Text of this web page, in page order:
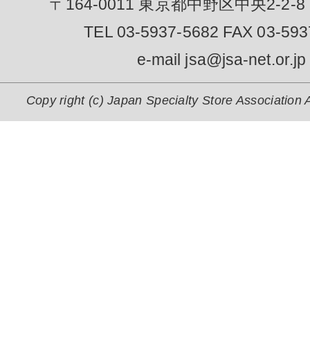
〒164-0011 東京都中野区中央2-2-
TEL 03-5937-5682 FAX 03-
e-mail jsa@jsa-net.or.jp
Copy right (c) Japan Specialty Store Association